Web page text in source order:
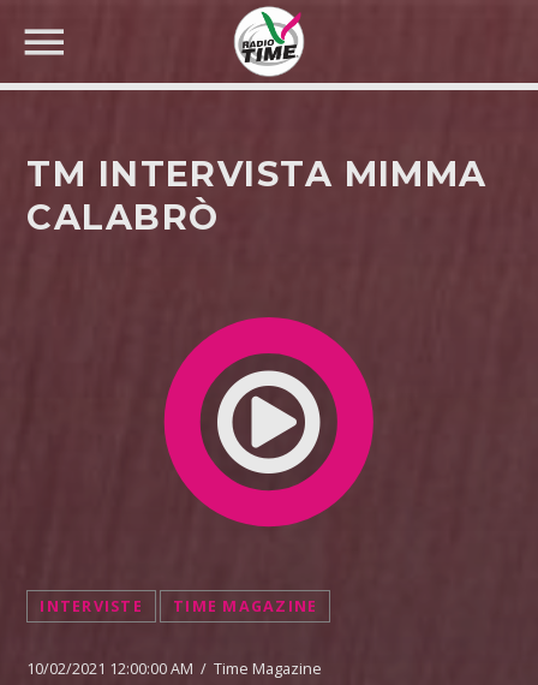
TM INTERVISTA MIMMA
CALABRÒ
INTERVISTE TIME MAGAZINE
10/02/2021 12:00:00 AM / Time Magazine